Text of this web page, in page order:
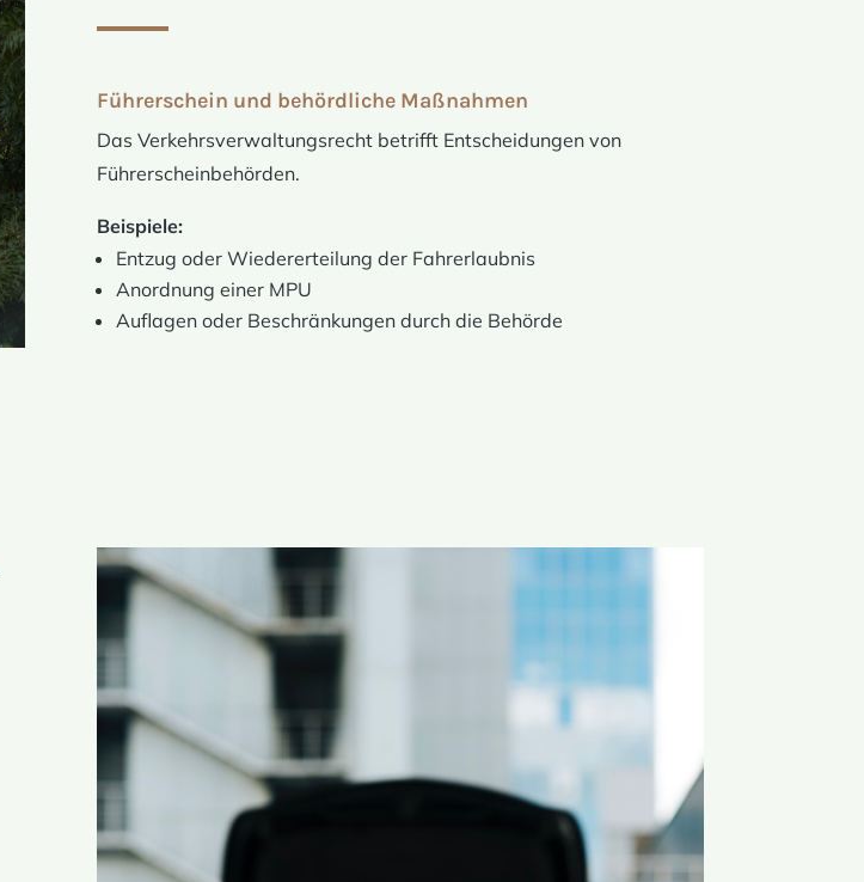
Führerschein und behördliche Maßnahmen
Das Verkehrsverwaltungsrecht betrifft Entscheidungen von
Führerscheinbehörden.
Beispiele:
Entzug oder Wiedererteilung der Fahrerlaubnis
Anordnung einer MPU
Auflagen oder Beschränkungen durch die Behörde